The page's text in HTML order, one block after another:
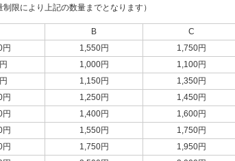
制限により上記の数量までとなります）
B
C
円 1,550円
1,750円
1,000円
1,100円
1,150円
1,350円
円 1,250円
1,450円
円 1,400円
1,600円
円 1,550円
1,750円
円 1,750円
1,950円